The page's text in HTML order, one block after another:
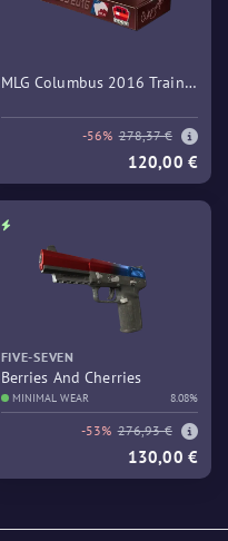
MLG Columbus 2016 Train
-56% 278,37 €
120,00 €
FIVE-SEVEN
Berries And Cherries
MINIMAL WEAR 8.08%
-53% 276,93 €
130,00 €